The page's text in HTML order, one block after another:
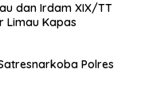
dan Irdam XIX/TT
Limau Kapas
Polres